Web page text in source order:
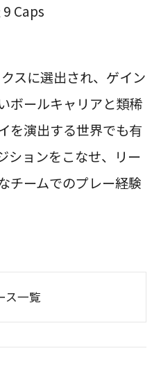
Caps
スに選出され、ゲイン
ボールキャリアと類稀
を演出する世界でも有
ションをこなせ、リー
チームでのプレー経験
ス一覧